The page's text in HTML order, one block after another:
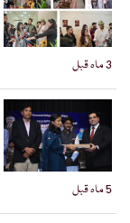
3 ماہ قبل
5 ماہ قبل